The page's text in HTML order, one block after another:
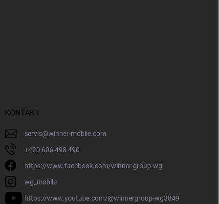
KONTAKT
servis@winner-mobile.com
+420 606 498 490
https://www.facebook.com/winner.group.wg
wg_mobile
https://www.youtube.com/@winnergroup-wg3849